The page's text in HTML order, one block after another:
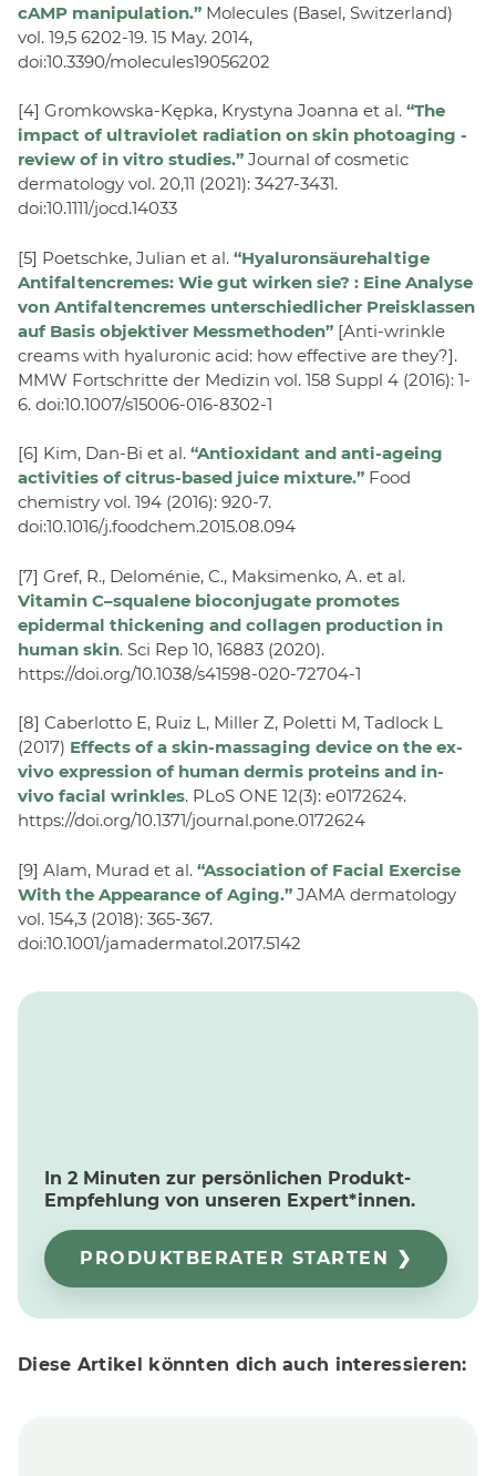
cAMP manipulation.” Molecules (Basel, Switzerland)
vol. 19,5 6202-19. 15 May. 2014,
doi:10.3390/molecules19056202
[4] Gromkowska-Kępka, Krystyna Joanna et al. “The
impact of ultraviolet radiation on skin photoaging -
review of in vitro studies.” Journal of cosmetic
dermatology vol. 20,11 (2021): 3427-3431.
doi:10.1111/jocd.14033
[5] Poetschke, Julian et al. “Hyaluronsäurehaltige
Antifaltencremes: Wie gut wirken sie? : Eine Analyse
von Antifaltencremes unterschiedlicher Preisklassen
auf Basis objektiver Messmethoden” [Anti-wrinkle
creams with hyaluronic acid: how effective are they?].
MMW Fortschritte der Medizin vol. 158 Suppl 4 (2016): 1-
6. doi:10.1007/s15006-016-8302-1
[6] Kim, Dan-Bi et al. “Antioxidant and anti-ageing
activities of citrus-based juice mixture.” Food
chemistry vol. 194 (2016): 920-7.
doi:10.1016/j.foodchem.2015.08.094
[7] Gref, R., Deloménie, C., Maksimenko, A. et al.
Vitamin C–squalene bioconjugate promotes
epidermal thickening and collagen production in
human skin. Sci Rep 10, 16883 (2020).
https://doi.org/10.1038/s41598-020-72704-1
[8] Caberlotto E, Ruiz L, Miller Z, Poletti M, Tadlock L
(2017) Effects of a skin-massaging device on the ex-
vivo expression of human dermis proteins and in-
vivo facial wrinkles. PLoS ONE 12(3): e0172624.
https://doi.org/10.1371/journal.pone.0172624
[9] Alam, Murad et al. “Association of Facial Exercise
With the Appearance of Aging.” JAMA dermatology
vol. 154,3 (2018): 365-367.
doi:10.1001/jamadermatol.2017.5142
In 2 Minuten zur persönlichen Produkt-
Empfehlung von unseren Expert*innen.
PRODUKTBERATER STARTEN ❯
Diese Artikel könnten dich auch interessieren: